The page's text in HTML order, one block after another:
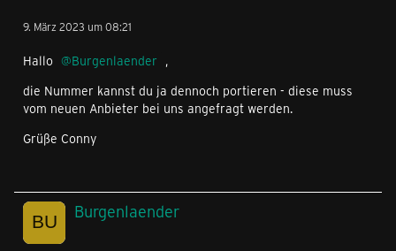
9. März 2023 um 08:21
Hallo Burgenlaender ,
die Nummer kannst du ja dennoch portieren - diese muss
vom neuen Anbieter bei uns angefragt werden.
Grüße Conny
Burgenlaender